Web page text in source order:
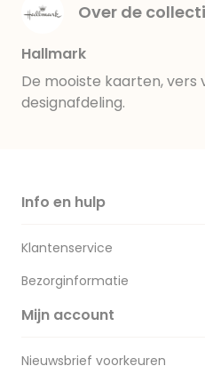
Over de
Hallmark
De mooiste kaarten, vers
designafdeling.
Info en hulp
Klantenservice
Bezorginformatie
Mijn account
Nieuwsbrief voorkeuren